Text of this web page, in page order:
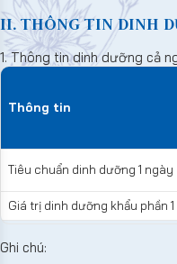
II. THÔNG TIN DINH
1. Thông tin dinh dưỡng cả
Thông tin
Tiêu chuẩn dinh dưỡng 1 ngày
Giá trị dinh dưỡng khẩu phần
Ghi chú: